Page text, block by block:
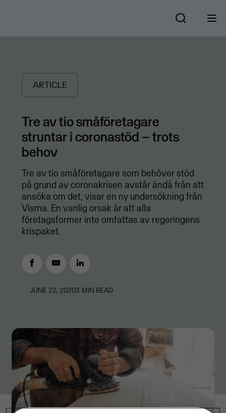
ARTICLE
Tre av tio småföretagare
struntar i coronastöd – trots
behov
Tre av tio småföretagare som behöver stöd
på grund av coronakrisen avstår ändå från att
ansöka om det, visar en ny undersökning från
Visma. En vanlig orsak är att alla
företagsformer inte omfattas av regeringens
krispaket.
JUNE 22, 20203 MIN READ